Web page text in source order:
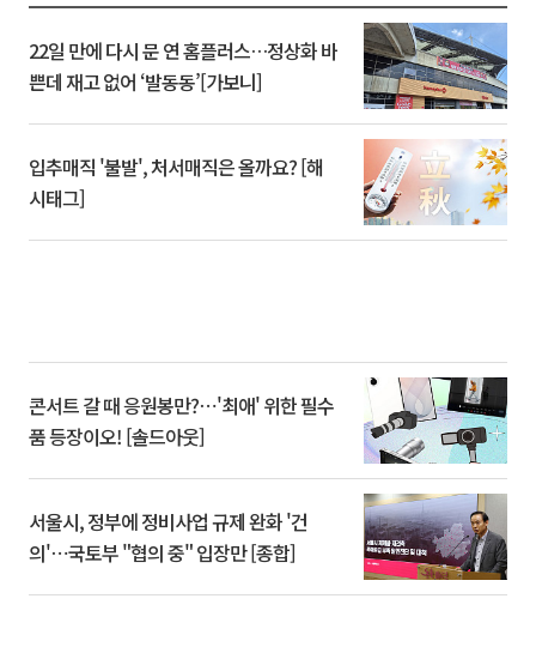
22일 만에 다시 문 연 홈플러스…정상화 바
쁜데 재고 없어 ‘발동동’[가보니]
입추매직 '불발', 처서매직은 올까요? [해
시태그]
콘서트 갈 때 응원봉만?⋯'최애' 위한 필수
품 등장이오! [솔드아웃]
서울시, 정부에 정비사업 규제 완화 '건
의'⋯국토부 "협의 중" 입장만 [종합]